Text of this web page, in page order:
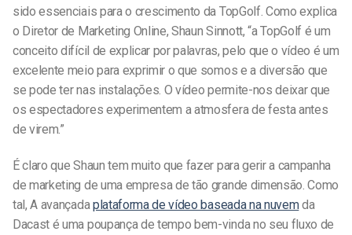
sido essenciais para o crescimento da TopGolf. Como explica
o Diretor de Marketing Online, Shaun Sinnott, “a TopGolf é um
conceito difícil de explicar por palavras, pelo que o vídeo é um
excelente meio para exprimir o que somos e a diversão que
se pode ter nas instalações. O vídeo permite-nos deixar que
os espectadores experimentem a atmosfera de festa antes
de virem.”
É claro que Shaun tem muito que fazer para gerir a campanha
de marketing de uma empresa de tão grande dimensão. Como
tal,A avançadaplataforma de vídeo baseada na nuvemda
Dacast é uma poupança de tempo bem-vinda no seu fluxo de